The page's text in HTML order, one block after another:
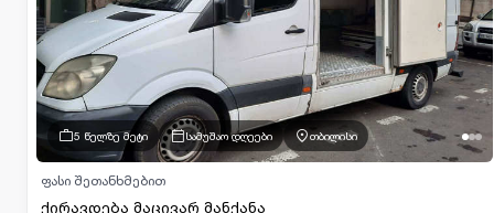
5 წელზე მეტი სამუშაო დღეები თბილისი
ქირავდება მაცივარ მანქანა
ფასი შეთანხმებით